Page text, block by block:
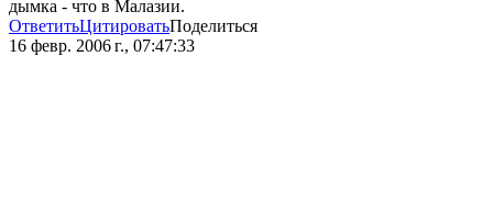
дымка - что в Малазии.
ОтветитьЦитироватьПоделиться
16 февр. 2006 г., 07:47:33